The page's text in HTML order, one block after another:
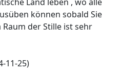
können sobald Sie
der Stille ist sehr
11-25)